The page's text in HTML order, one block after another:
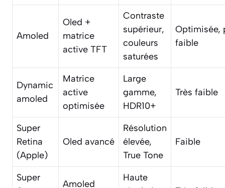
Amoled
Oled +
matrice
active TFT
Contraste
supérieur,
couleurs
saturées
Optimisée,
faible
Dynamic
amoled
Matrice
active
optimisée
Large
gamme,
HDR10+
Très faible
Super
Retina
(Apple)
Oled avancé
Résolution
élevée,
True Tone
Faible
Super
Amoled
Haute